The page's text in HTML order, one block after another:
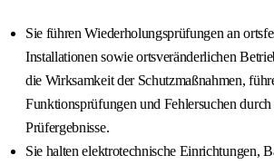
Sie führen Wiederholungsprüfungen an
Installationen sowie ortsveränderlichen
die Wirksamkeit der Schutzmaßnahmen,
Funktionsprüfungen und Fehlersuchen
Prüfergebnisse.
Sie halten elektrotechnische Einrichtungen,